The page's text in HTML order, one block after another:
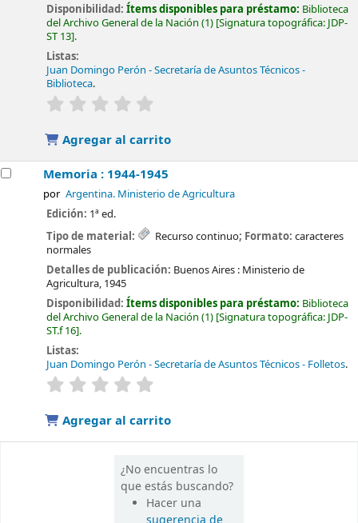
Disponibilidad:Ítems disponibles para préstamo: Biblioteca
del Archivo General de la Nación (1) Signatura topográfica: JDP-
ST 13 .
Listas:
Juan Domingo Perón - Secretaría de Asuntos Técnicos -
Biblioteca.
valoración
Agregar al carrito
Memoria : 1944-1945
por Argentina. Ministerio de Agricultura
Edición: 1ª ed.
Tipo de material:
Recurso continuo; Formato: caracteres
normales
Detalles de publicación: Buenos Aires : Ministerio de
Agricultura, 1945
Disponibilidad:Ítems disponibles para préstamo: Biblioteca
del Archivo General de la Nación (1) Signatura topográfica: JDP-
ST.f 16 .
Listas:
Juan Domingo Perón - Secretaría de Asuntos Técnicos - Folletos.
valoración
Agregar al carrito
¿No encuentras lo
que estás buscando?
Hacer una